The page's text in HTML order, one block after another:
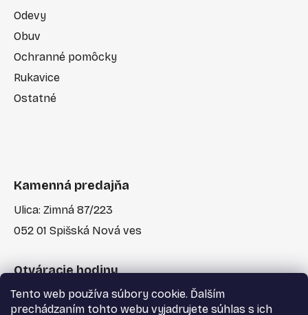
Tento web používa súbory cookie. Ďalším
prechádzaním tohto webu vyjadrujete súhlas s ich
Odevy
Obuv
Ochranné pomôcky
Rukavice
Ostatné
Kamenná predajňa
Ulica: Zimná 87/223
052 01 Spišská Nová ves
Otváracie hodiny
Po-Pia: 7:30 - 17:00